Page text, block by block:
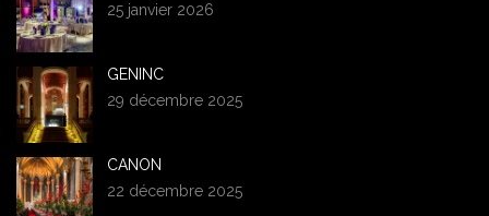
25 janvier 2026
GENINC
29 décembre 2025
CANON
22 décembre 2025